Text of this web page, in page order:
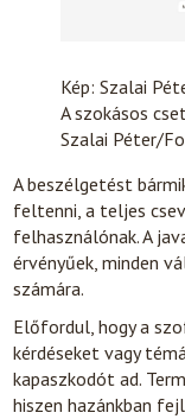
Kép: Szalai
A szokásos
Szalai Péter/
A beszélgetést
feltenni, a teljes
felhasználónak. A
érvényűek, minden
számára.
Előfordul, hogy a
kérdéseket vagy
kapaszkodót ad.
hiszen hazánkban